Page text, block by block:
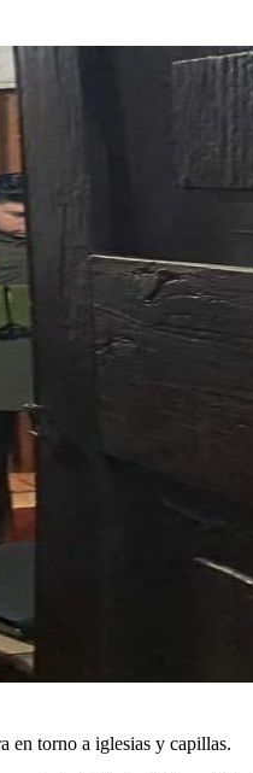
en torno a iglesias y capillas.